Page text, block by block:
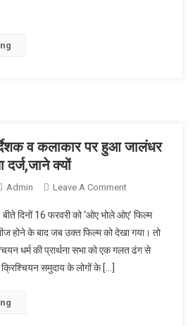
व कलाकार पर हुआ जालंधर
क्यों
Admin Leave A CommentOn पंजाबी फिल्म
कलाकार पर हुआ
जालंधर के इस
थाने में मामला
दिनों 16 फरवरी को ‘ओए भोले ओए’ फिल्म
होने के बाद जब उक्त फिल्म को देखा गया। तो
धर्म की प्रार्थना सभा को एक गलत ढंग से
समुदाय के लोगों के […]